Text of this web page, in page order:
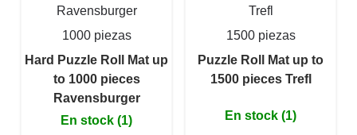
Ravensburger
1000 piezas
Hard Puzzle Roll Mat up
to 1000 pieces
Ravensburger
En stock (1)
Trefl
1500 piezas
Puzzle Roll Mat up to
1500 pieces Trefl
En stock (1)